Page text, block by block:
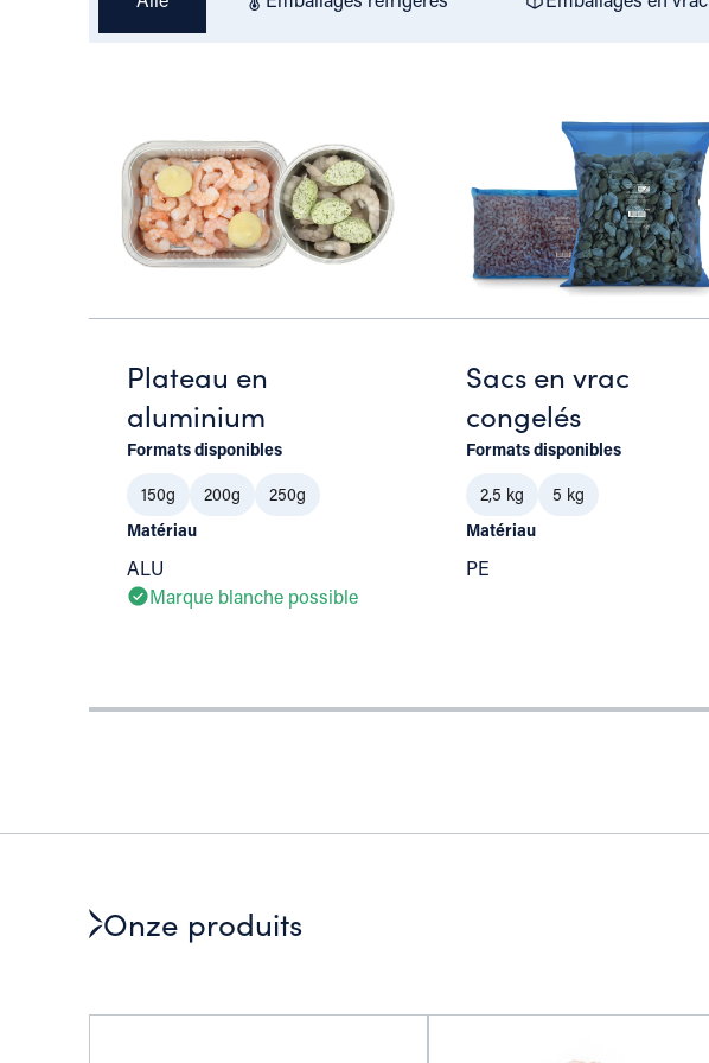
Plateau en
aluminium
Formats disponibles
150g
200g
250g
Matériau
ALU
Marque blanche possible
Sacs en vrac
congelés
Formats disponibles
2,5 kg
5 kg
Matériau
PE
Onze produits